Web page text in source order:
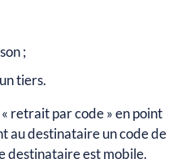
;
tiers.
retrait par code » en point
au destinataire un code de
destinataire est mobile.